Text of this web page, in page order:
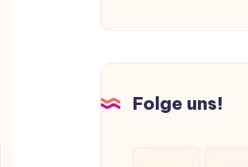
Hunden
ausgeschieden
Folge uns!